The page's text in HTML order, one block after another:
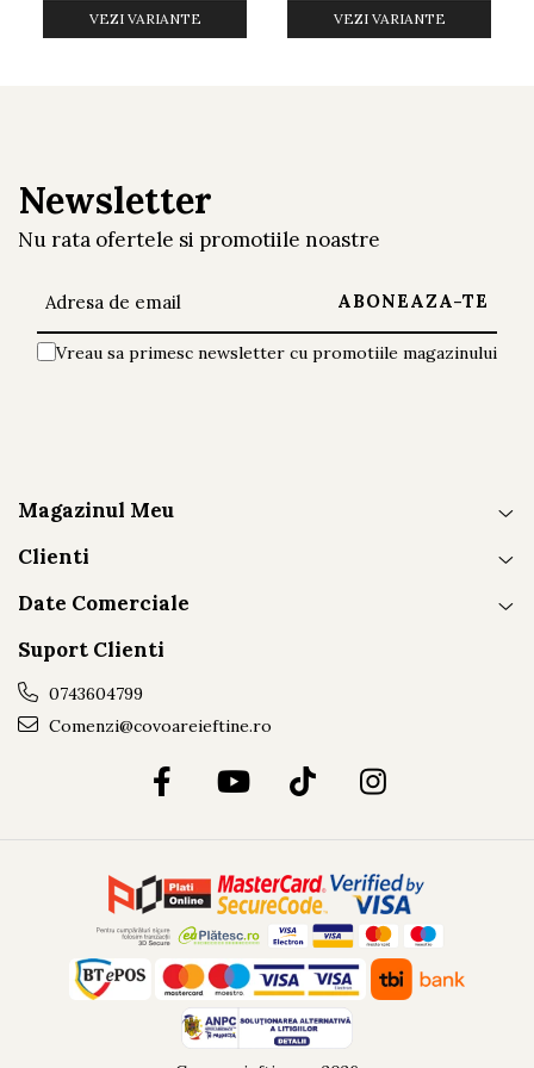
transforma orice incapere intr-un spatiu
indispensabil pentru casa dumneavoastra.
VEZI VARIANTE VEZI VARIANTE
Newsletter
Nu rata ofertele si promotiile noastre
Vreau sa primesc newsletter cu promotiile magazinului
Magazinul Meu
Clienti
Date Comerciale
Suport Clienti
0743604799
Comenzi@covoareieftine.ro